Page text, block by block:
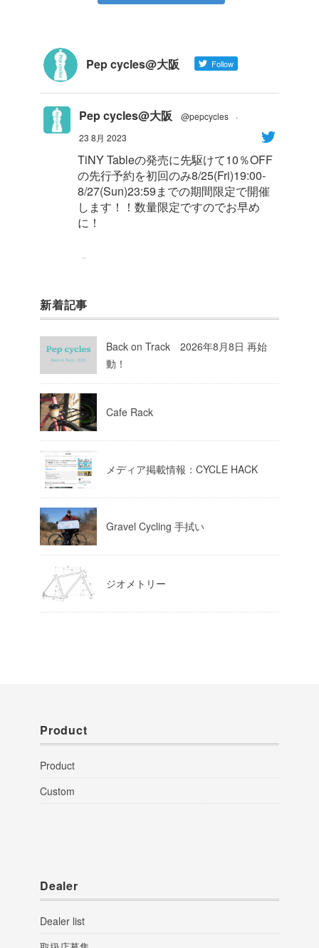
Pep cycles@大阪 Follow
Pep cycles@大阪 @pepcycles
·
23 8月 2023
TiNY Tableの発売に先駆けて10％OFF
の先行予約を初回のみ8/25(Fri)19:00-
8/27(Sun)23:59までの期間限定で開催
します！！数量限定ですのでお早め
に！
Pep cycles@大阪
今週はお知らせがいっぱいあるのでチ
ェックしてて下さいね！
新着記事
Back on Track 2026年8月8日 再始
動！
Cafe Rack
メディア掲載情報：CYCLE HACK
Gravel Cycling 手拭い
ジオメトリー
Product
Product
Custom
Dealer
Dealer list